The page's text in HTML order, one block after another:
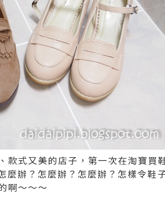
款式又美的店子，第一次在淘寶買
麼辦？怎麼辦？怎麼辦？怎樣令鞋
啊～～～